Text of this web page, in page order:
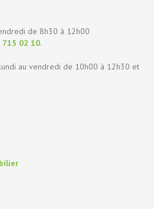
de 8h30 à 12h00
715 02 10.
au vendredi de 10h00 à 12h30 et